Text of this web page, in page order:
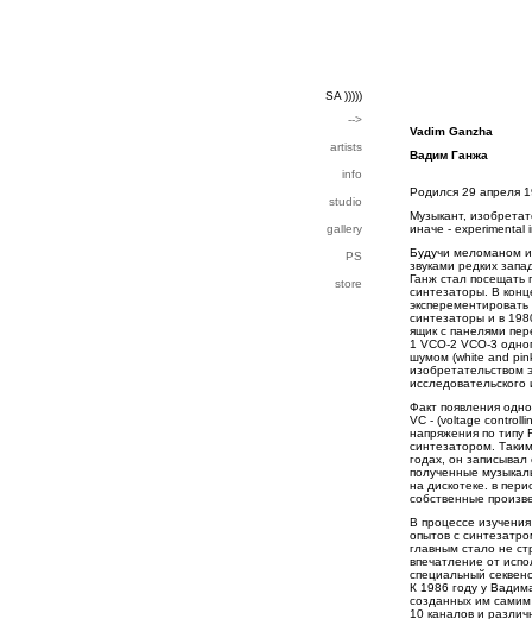
SA )))))
-->
artists
info
studio
gallery
PS
store
Vadim Ganzha
Вадим Ганжа
Родился 29 апреля
Музыкант,
иначе - experimental
Будучи меломаном
звуками редких
Ганж стал посещать
синтезаторы. В
синтезаторы и в
ящик с панелями
1 VCO-2 VCO-3
шумом (white and
изобретательством
исследовательского
Факт появления
VC - (voltage
напряжения по типу
синтезатором.
годах, он
полученные
на дискотеке. в
собственные
В процессе
опытов с
главным стало не
впечатление от
специальный
К 1986 году у
созданных им
10 каналов и